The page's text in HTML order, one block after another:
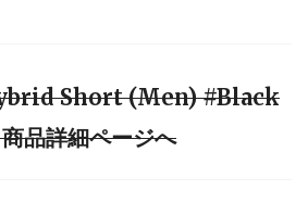
Short (Men) #Black
品詳細ページへ